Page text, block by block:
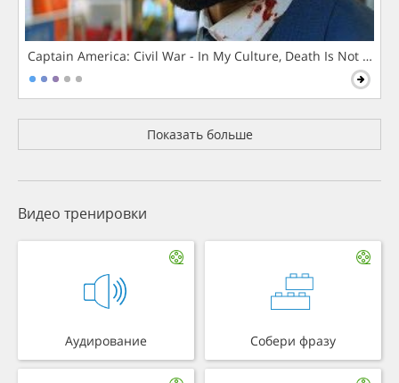
Captain America: Civil War - In My Culture, Death Is Not The
Показать больше
Видео тренировки
Аудирование Собери фразу